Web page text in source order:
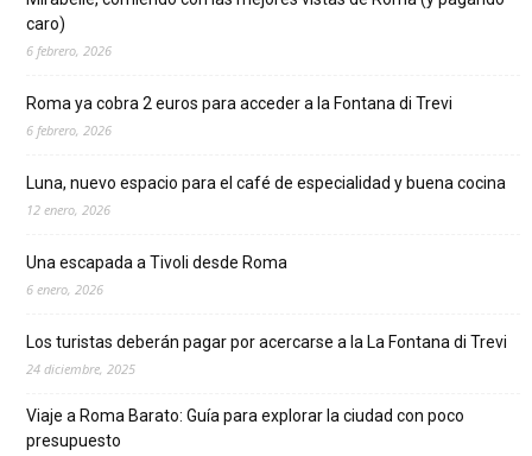
caro)
6 febrero, 2026
Roma ya cobra 2 euros para acceder a la Fontana di Trevi
6 febrero, 2026
Luna, nuevo espacio para el café de especialidad y buena cocina
12 enero, 2026
Una escapada a Tivoli desde Roma
6 enero, 2026
Los turistas deberán pagar por acercarse a la La Fontana di Trevi
24 diciembre, 2025
Viaje a Roma Barato: Guía para explorar la ciudad con poco
presupuesto